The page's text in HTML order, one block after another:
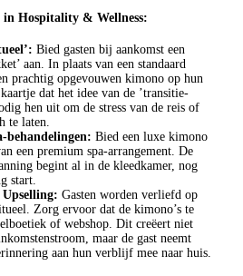
in Hospitality & Wellness:
Bied gasten bij aankomst een
aan. In plaats van een standaard
prachtig opgevouwen kimono op hun
dat het idee van de ’transitie-
hen uit om de stress van de reis of
te laten.
behandelingen: Bied een luxe kimono
een premium spa-arrangement. De
begint al in de kleedkamer, nog
start.
Gasten worden verliefd op
Zorg ervoor dat de kimono’s te
of webshop. Dit creëert niet
maar de gast neemt
aan hun verblijf mee naar huis.